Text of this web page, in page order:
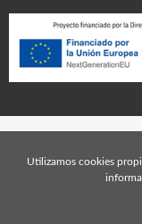
Utilizamos cookies